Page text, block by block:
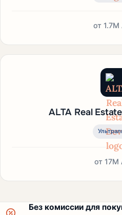
от 1.7M
ALTA Real
от 17M
Без комиссии для